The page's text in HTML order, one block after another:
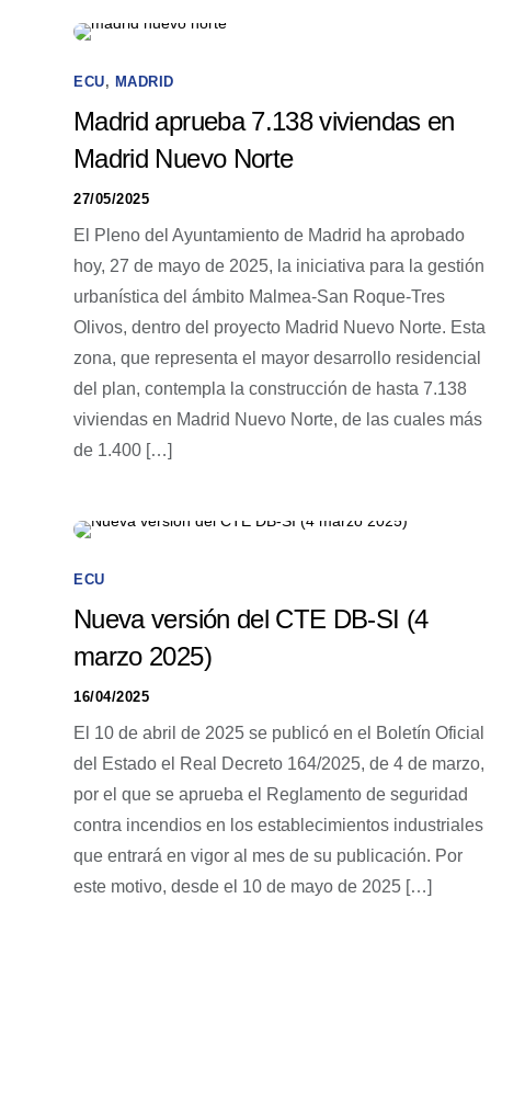
ECU, MADRID
Madrid aprueba 7.138 viviendas en
Madrid Nuevo Norte
27/05/2025
El Pleno del Ayuntamiento de Madrid ha aprobado
hoy, 27 de mayo de 2025, la iniciativa para la gestión
urbanística del ámbito Malmea-San Roque-Tres
Olivos, dentro del proyecto Madrid Nuevo Norte. Esta
zona, que representa el mayor desarrollo residencial
del plan, contempla la construcción de hasta 7.138
viviendas en Madrid Nuevo Norte, de las cuales más
de 1.400 […]
ECU
Nueva versión del CTE DB-SI (4
marzo 2025)
16/04/2025
El 10 de abril de 2025 se publicó en el Boletín Oficial
del Estado el Real Decreto 164/2025, de 4 de marzo,
por el que se aprueba el Reglamento de seguridad
contra incendios en los establecimientos industriales
que entrará en vigor al mes de su publicación. Por
este motivo, desde el 10 de mayo de 2025 […]